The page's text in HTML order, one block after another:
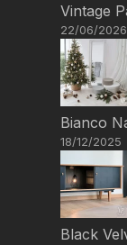
Vintage
22/06/2026
Bianco
18/12/2025
Black